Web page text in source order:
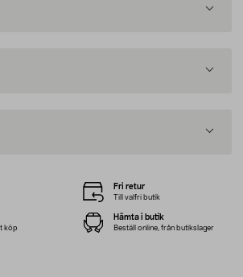
Fri retur
Till valfri butik
köp
Hämta i butik
Beställ online, från butikslager